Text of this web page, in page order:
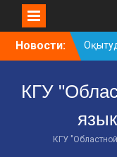
Новости:
КГУ
КГУ